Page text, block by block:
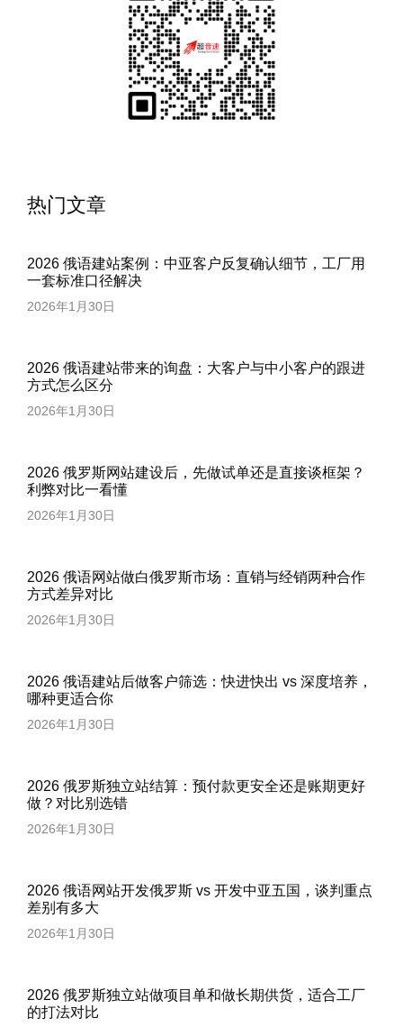
热门文章
2026 俄语建站案例：中亚客户反复确认细节，工厂用
一套标准口径解决
2026年1月30日
2026 俄语建站带来的询盘：大客户与中小客户的跟进
方式怎么区分
2026年1月30日
2026 俄罗斯网站建设后，先做试单还是直接谈框架？
利弊对比一看懂
2026年1月30日
2026 俄语网站做白俄罗斯市场：直销与经销两种合作
方式差异对比
2026年1月30日
2026 俄语建站后做客户筛选：快进快出 vs 深度培养，
哪种更适合你
2026年1月30日
2026 俄罗斯独立站结算：预付款更安全还是账期更好
做？对比别选错
2026年1月30日
2026 俄语网站开发俄罗斯 vs 开发中亚五国，谈判重点
差别有多大
2026年1月30日
2026 俄罗斯独立站做项目单和做长期供货，适合工厂
的打法对比